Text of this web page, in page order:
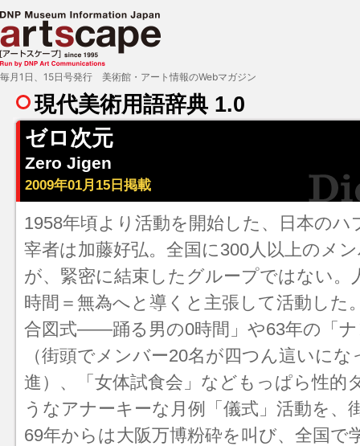
現代美術用語辞典 1.0
ゼロ次元
Zero Jigen
2009年01月15日掲載
1958年頃より活動を開始した、日本のハ
宰者は加藤好弘。全国に300人以上のメ
が、緊密に結束したグループではない。
時間＝無為へと導くと主張して活動した
合図式――踊る男の0時間」や63年の「
（街頭でメンバー20名が四つん這いに
進）、「女体試食会」などもっぱら性的
うなアナーキーな月例「儀式」活動を、
69年からは大阪万博粉砕を叫び、全国で
毎月1日、15日号発行 美術館・アート情報のWebマガジン